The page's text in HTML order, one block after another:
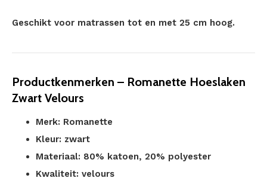
Geschikt voor matrassen tot en met 25 cm hoog.
Productkenmerken – Romanette Hoeslaken
Zwart Velours
Merk: Romanette
Kleur: zwart
Materiaal: 80% katoen, 20% polyester
Kwaliteit: velours